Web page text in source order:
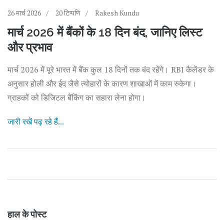
26 मार्च 2026 20 टिप्पणि Rakesh Kundu
मार्च 2026 में बैंकों के 18 दिन बंद, जानिए लिस्ट
और प्रभाव
मार्च 2026 में पूरे भारत में बैंक कुल 18 दिनों तक बंद रहेंगे। RBI कैलेंडर के
अनुसार होली और ईद जैसे त्योहारों के कारण शाखाओं में काम रुकेगा।
ग्राहकों को डिजिटल बैंकिंग का सहारा लेना होगा।
जारी रखें पढ़ रहे हैं...
हाल के पोस्ट